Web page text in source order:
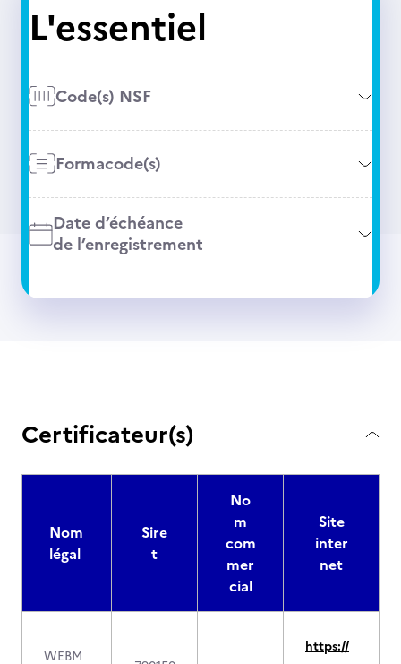
L'essentiel
Code(s) NSF
Formacode(s)
Date d’échéance
de l’enregistrement
Certificateur(s)
Nom
légal
Sire
t
No
m
com
mer
cial
Site
inter
net
WEBM
https://